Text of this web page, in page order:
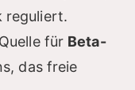
reguliert.
für Beta-
das freie